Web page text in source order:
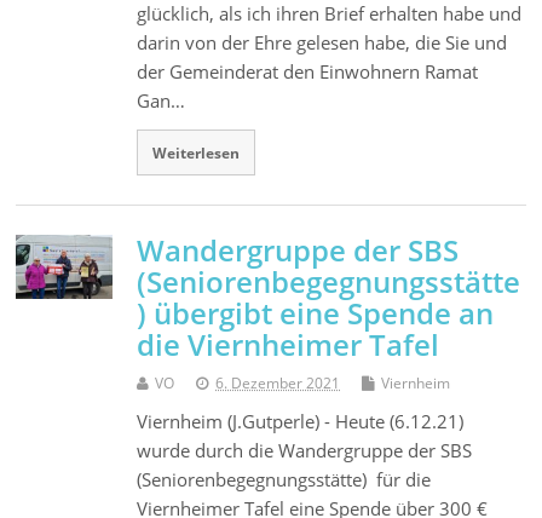
glücklich, als ich ihren Brief erhalten habe und
darin von der Ehre gelesen habe, die Sie und
der Gemeinderat den Einwohnern Ramat
Gan…
Weiterlesen
Wandergruppe der SBS
(Seniorenbegegnungsstätte
) übergibt eine Spende an
die Viernheimer Tafel
VO 6. Dezember 2021 Viernheim
Viernheim (J.Gutperle) - Heute (6.12.21)
wurde durch die Wandergruppe der SBS
(Seniorenbegegnungsstätte) für die
Viernheimer Tafel eine Spende über 300 €